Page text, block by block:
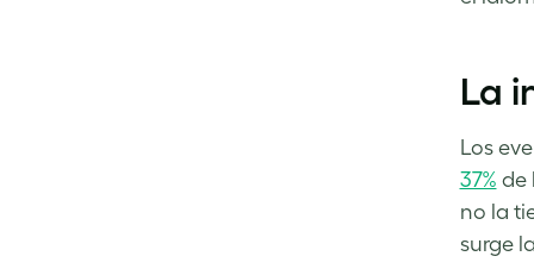
La
Los
37% de
no la
surge